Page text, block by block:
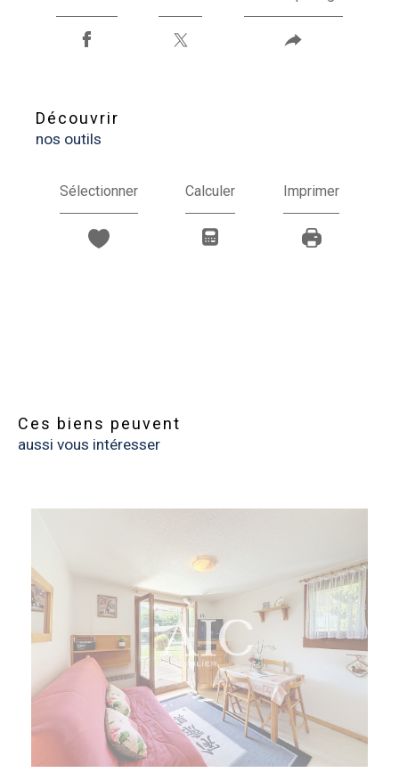
découvrir
nos outils
Sélectionner Calculer Imprimer
Ces biens peuvent
aussi vous intéresser